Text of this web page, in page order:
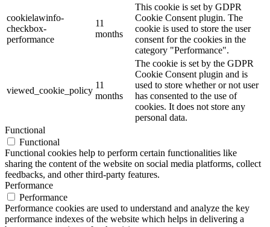
cookielawinfo-
checkbox-
performance
11
months
This cookie is set by GDPR
Cookie Consent plugin. The
cookie is used to store the user
consent for the cookies in the
category "Performance".
viewed_cookie_policy
11
months
The cookie is set by the GDPR
Cookie Consent plugin and is
used to store whether or not user
has consented to the use of
cookies. It does not store any
personal data.
Functional
Functional
Functional cookies help to perform certain functionalities like
sharing the content of the website on social media platforms, collect
feedbacks, and other third-party features.
Performance
Performance
Performance cookies are used to understand and analyze the key
performance indexes of the website which helps in delivering a